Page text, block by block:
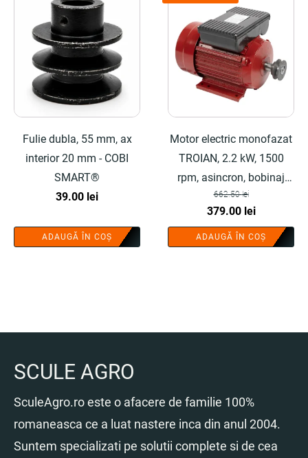
Fulie dubla, 55 mm, ax
interior 20 mm - COBI
SMART®
39.00 lei
ADAUGĂ ÎN COȘ
Motor electric monofazat
TROIAN, 2.2 kW, 1500
rpm, asincron, bobinaj
cupru 100%, carcasa
fonta, fulie inclusa - COBI
SMART®
662.50lei
Prețul
inițial
a
379.00 leiPrețul
curent
este:
ADAUGĂ ÎN COȘ
SCULE AGRO
SculeAgro.ro este o afacere de familie 100%
romaneasca ce a luat nastere inca din anul 2004.
Suntem specializati pe solutii complete si de cea